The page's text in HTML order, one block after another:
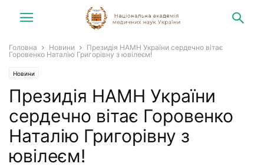
Головна Новини
Президія НАМН України сердечно вітає
Горовенко Наталію Григорівну з ювілеєм!
Новини
Президія НАМН України
сердечно вітає Горовенко
Наталію Григорівну з
ювілеєм!